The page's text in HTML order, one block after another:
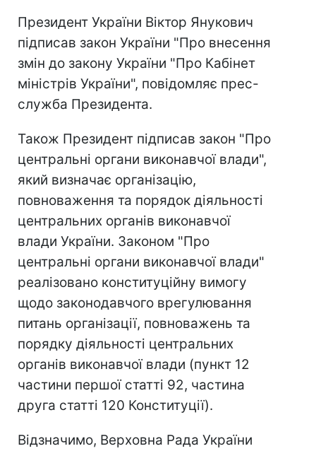
Президент України Віктор Янукович
підписав закон України "Про внесення
змін до закону України "Про Кабінет
міністрів України", повідомляє прес-
служба Президента.
Також Президент підписав закон "Про
центральні органи виконавчої влади",
який визначає організацію,
повноваження та порядок діяльності
центральних органів виконавчої
влади України. Законом "Про
центральні органи виконавчої влади"
реалізовано конституційну вимогу
щодо законодавчого врегулювання
питань організації, повноважень та
порядку діяльності центральних
органів виконавчої влади (пункт 12
частини першої статті 92, частина
друга статті 120 Конституції).
Відзначимо, Верховна Рада України